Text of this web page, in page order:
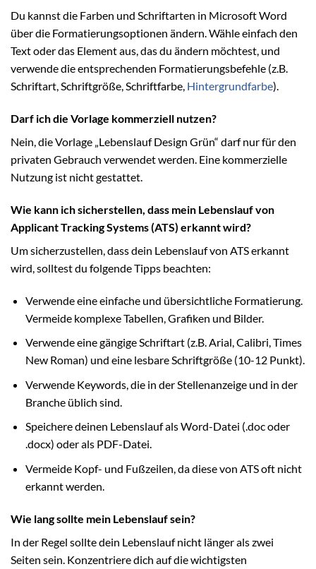
Du kannst die Farben und Schriftarten in Microsoft Word
über die Formatierungsoptionen ändern. Wähle einfach den
Text oder das Element aus, das du ändern möchtest, und
verwende die entsprechenden Formatierungsbefehle (z.B.
Schriftart, Schriftgröße, Schriftfarbe, Hintergrundfarbe).
Darf ich die Vorlage kommerziell nutzen?
Nein, die Vorlage „Lebenslauf Design Grün“ darf nur für den
privaten Gebrauch verwendet werden. Eine kommerzielle
Nutzung ist nicht gestattet.
Wie kann ich sicherstellen, dass mein Lebenslauf von
Applicant Tracking Systems (ATS) erkannt wird?
Um sicherzustellen, dass dein Lebenslauf von ATS erkannt
wird, solltest du folgende Tipps beachten:
Verwende eine einfache und übersichtliche Formatierung.
Vermeide komplexe Tabellen, Grafiken und Bilder.
Verwende eine gängige Schriftart (z.B. Arial, Calibri, Times
New Roman) und eine lesbare Schriftgröße (10-12 Punkt).
Verwende Keywords, die in der Stellenanzeige und in der
Branche üblich sind.
Speichere deinen Lebenslauf als Word-Datei (.doc oder
.docx) oder als PDF-Datei.
Vermeide Kopf- und Fußzeilen, da diese von ATS oft nicht
erkannt werden.
Wie lang sollte mein Lebenslauf sein?
In der Regel sollte dein Lebenslauf nicht länger als zwei
Seiten sein. Konzentriere dich auf die wichtigsten